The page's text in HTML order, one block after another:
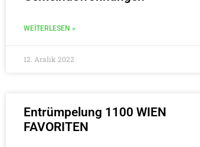
WEITERLESEN »
12. Aralık 2022
Entrümpelung 1100 WIEN
FAVORITEN